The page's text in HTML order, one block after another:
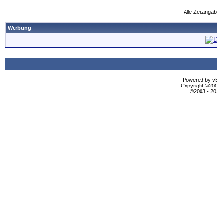
Alle
Werbung
Powered by
Copyright
©2003 -